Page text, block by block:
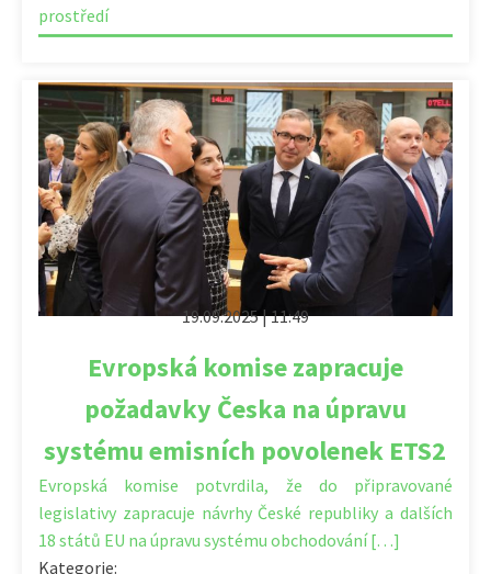
prostředí
19.09.2025 | 11:49
Evropská komise zapracuje
požadavky Česka na úpravu
systému emisních povolenek ETS2
Evropská komise potvrdila, že do připravované
legislativy zapracuje návrhy České republiky a dalších
18 států EU na úpravu systému obchodování […]
Kategorie: